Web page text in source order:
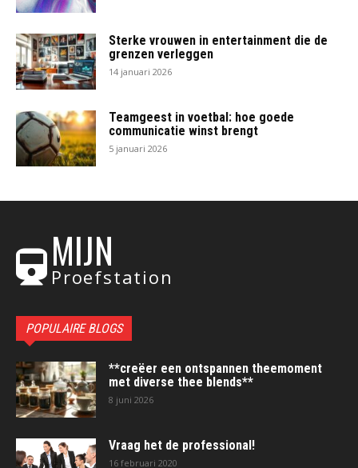
Sterke vrouwen in entertainment die de
grenzen verleggen
14 januari 2026
Teamgeest in voetbal: hoe goede
communicatie winst brengt
5 januari 2026
MIJN
Proefstation
POPULAIRE BLOGS
**creëer een ontspannen theemoment
met diverse thee blends**
8 juni 2026
Vraag het de professional!
16 februari 2020